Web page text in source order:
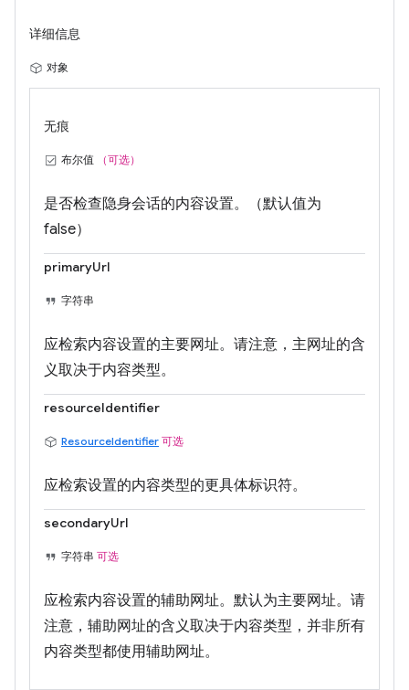
详细信息
对象
无痕
布尔值 （可选）
是否检查隐身会话的内容设置。（默认值为
false）
primaryUrl
字符串
应检索内容设置的主要网址。请注意，主网址的含
义取决于内容类型。
resourceIdentifier
ResourceIdentifier 可选
应检索设置的内容类型的更具体标识符。
secondaryUrl
字符串 可选
应检索内容设置的辅助网址。默认为主要网址。请
注意，辅助网址的含义取决于内容类型，并非所有
内容类型都使用辅助网址。